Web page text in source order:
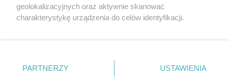
geolokalizacyjnych oraz aktywnie skanować
charakterystykę urządzenia do celów identyfikacji.
zmienić/wycofać klikając przycisk ustawień prywatności
znajdujący się w lewym dolnym rogu strony
PARTNERZY USTAWIENIA